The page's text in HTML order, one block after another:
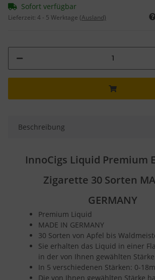
Sofort verfügbar
Lieferzeit: 4 - 5 Werktage (Ausland)
Beschreibung
InnoCigs Liquid Premium
Zigarette 30 Sorten
GERMANY
Premium Liquid
MADE IN GERMANY
30 Sorten von Apfel bis
Sie erhalten das Liquid in einer
in der von Ihnen gewählten Stärke.
In 5 verschiedenen Stärken: 0-
Die von Ihnen gewählten Stärke